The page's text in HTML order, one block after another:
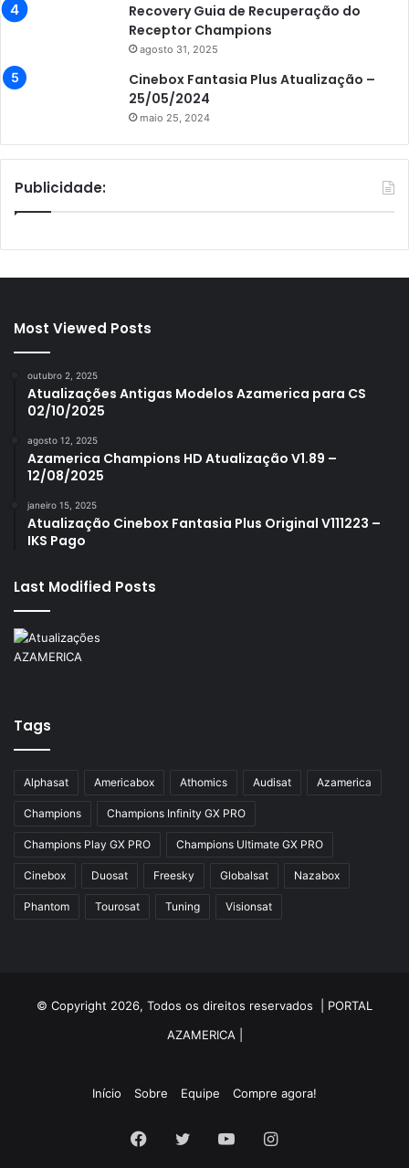
Recovery Guia de Recuperação do
Receptor Champions
agosto 31, 2025
Cinebox Fantasia Plus Atualização –
25/05/2024
maio 25, 2024
Publicidade:
Most Viewed Posts
outubro 2, 2025
Atualizações Antigas Modelos Azamerica para CS
02/10/2025
agosto 12, 2025
Azamerica Champions HD Atualização V1.89 –
12/08/2025
janeiro 15, 2025
Atualização Cinebox Fantasia Plus Original V111223 –
IKS Pago
Last Modified Posts
Tags
Alphasat Americabox Athomics Audisat Azamerica
Champions Champions Infinity GX PRO
Champions Play GX PRO Champions Ultimate GX PRO
Cinebox Duosat Freesky Globalsat Nazabox
Phantom Tourosat Tuning Visionsat
© Copyright 2026, Todos os direitos reservados | PORTAL
AZAMERICA
Início Sobre Equipe Compre agora!
Facebook
Twitter YouTubeInstagram